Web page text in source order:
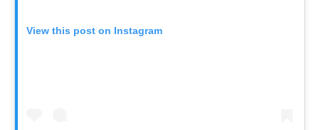
View this post on Instagram